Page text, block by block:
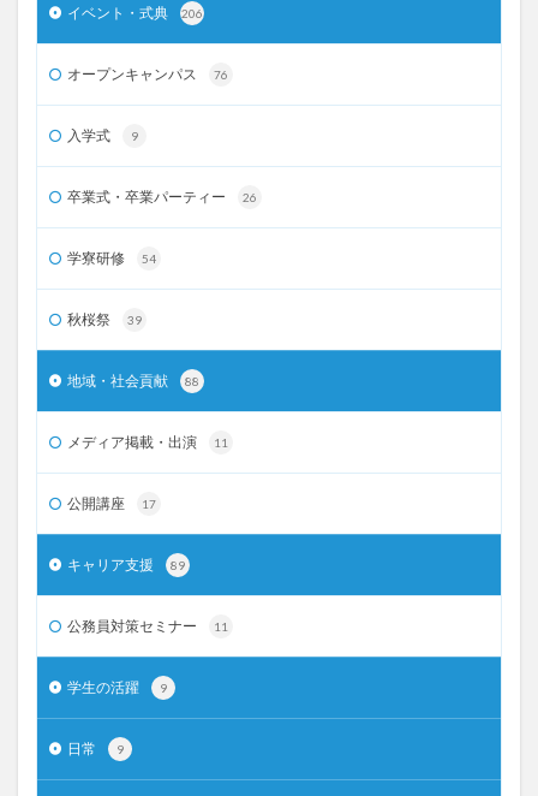
イベント・式典 206
オープンキャンパス 76
入学式 9
卒業式・卒業パーティー 26
学寮研修 54
秋桜祭 39
地域・社会貢献 88
メディア掲載・出演 11
公開講座 17
キャリア支援 89
公務員対策セミナー 11
学生の活躍 9
日常 9